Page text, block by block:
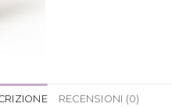
RECENSIONI (0)